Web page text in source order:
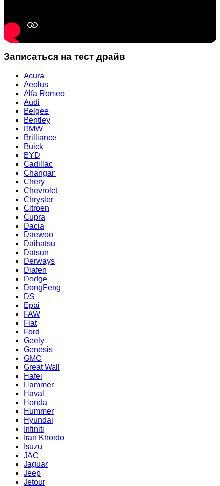
Записаться на тест драйв
Acura
Aeolus
Alfa Romeo
Audi
Belgee
Bentley
BMW
Brilliance
Buick
BYD
Cadillac
Changan
Chery
Chevrolet
Chrysler
Citroen
Cupra
Dacia
Daewoo
Daihatsu
Datsun
Derways
Diafen
Dodge
DongFeng
DS
Epai
FAW
Fiat
Ford
Geely
Genesis
GMC
Great Wall
Hafei
Hammer
Haval
Honda
Hummer
Hyundai
Infiniti
Iran Khordo
Isuzu
JAC
Jaguar
Jeep
Jetour